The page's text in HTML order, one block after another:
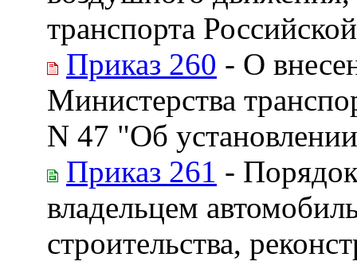
транспорта
Приказ 260 - О
Министерства
N 47 "Об
Приказ 261 -
владельцем
строительства,